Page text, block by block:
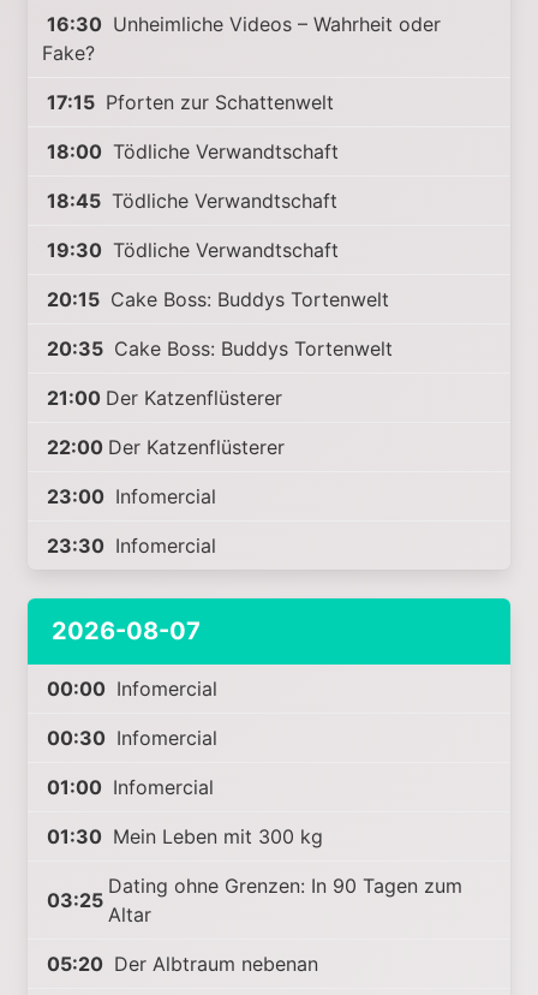
16:30 Unheimliche Videos – Wahrheit oder
Fake?
17:15 Pforten zur Schattenwelt
18:00 Tödliche Verwandtschaft
18:45 Tödliche Verwandtschaft
19:30 Tödliche Verwandtschaft
20:15 Cake Boss: Buddys Tortenwelt
20:35 Cake Boss: Buddys Tortenwelt
21:00 Der Katzenflüsterer
22:00 Der Katzenflüsterer
23:00 Infomercial
23:30 Infomercial
2026-08-07
00:00 Infomercial
00:30 Infomercial
01:00 Infomercial
01:30 Mein Leben mit 300 kg
03:25
Dating ohne Grenzen: In 90 Tagen zum
Altar
05:20 Der Albtraum nebenan